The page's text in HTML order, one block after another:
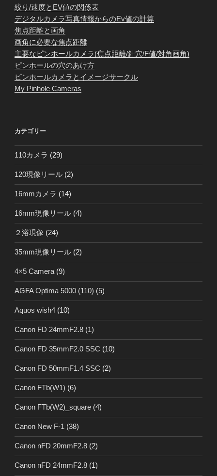
絞り/速度とEV値の関係表
デジタルカメラ写真情報からのEv値の計算
焦点距離と画角
画角に必要な焦点距離
主要なピンホールカメラ(焦点距離/針穴/F値/対角画角)
ピンホールの穴のあけ方
ピンホールカメラとイメージサークル
My Pinhole Cameras
カテゴリー
110カメラ (29)
120現像リール (2)
16mmカメラ (14)
16mm現像リール (4)
２浴現像 (24)
35mm現像リール (2)
4×5 Camera(9)
AGFA Optima 5000 (110) (5)
Aquos wish4 (10)
Canon FD 24mmF2.8 (1)
Canon FD 35mmF2.0 SSC (10)
Canon FD 50mmF1.4 SSC (2)
Canon FTb(W1) (6)
Canon FTb(W2)_square (4)
Canon New F-1 (38)
Canon nFD 20mmF2.8 (2)
Canon nFD 24mmF2.8 (1)